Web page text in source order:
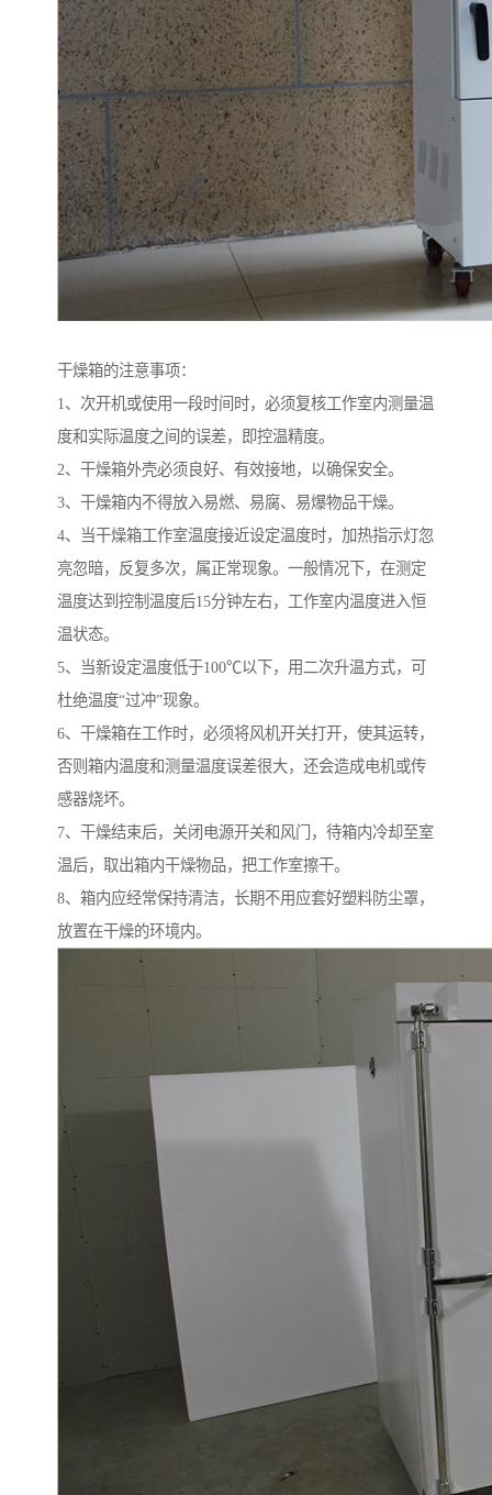
干燥箱的注意事项：
1、次开机或使用一段时间时，必须复核工作室内测量温
度和实际温度之间的误差，即控温精度。
2、干燥箱外壳必须良好、有效接地，以确保安全。
3、干燥箱内不得放入易燃、易腐、易爆物品干燥。
4、当干燥箱工作室温度接近设定温度时，加热指示灯忽
亮忽暗，反复多次，属正常现象。一般情况下，在测定
温度达到控制温度后15分钟左右，工作室内温度进入恒
温状态。
5、当新设定温度低于100℃以下，用二次升温方式，可
杜绝温度“过冲”现象。
6、干燥箱在工作时，必须将风机开关打开，使其运转，
否则箱内温度和测量温度误差很大，还会造成电机或传
感器烧坏。
7、干燥结束后，关闭电源开关和风门，待箱内冷却至室
温后，取出箱内干燥物品，把工作室擦干。
8、箱内应经常保持清洁，长期不用应套好塑料防尘罩，
放置在干燥的环境内。